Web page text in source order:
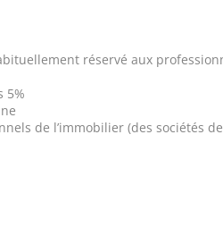
réservé aux
5%
de l’immobilier (des sociétés